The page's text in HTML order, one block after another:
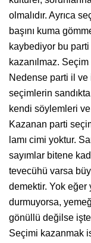
olmalıdır. Ayrıca
başını kuma
kaybediyor bu
kazanılmaz. Seçim
Nedense parti il ve
seçimlerin sandıkta
kendi söylemleri
Kazanan parti
lamı cimi yoktur.
sayımlar bitene
tevecühü varsa
demektir. Yok eğer
durmuyorsa,
gönüllü değilse
Seçimi kazanmak